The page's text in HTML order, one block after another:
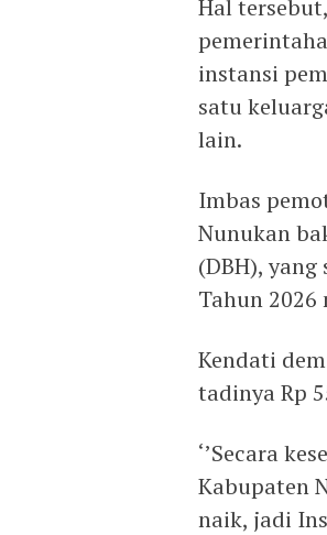
Hal
instansi
satu
lain.
Imbas
Nunukan
(DBH),
Tahun 2026
Kendati
tadinya Rp
‘’Secara
Kabupaten
naik, jadi